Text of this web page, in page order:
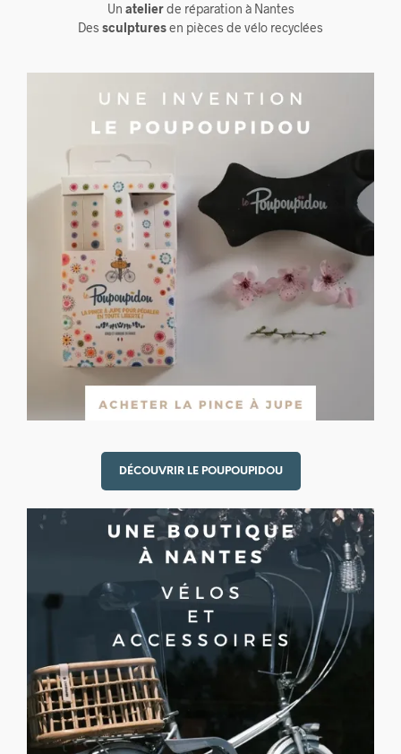
Un atelierde réparation à Nantes
Des sculpturesen pièces de vélo recyclées
DÉCOUVRIR LE POUPOUPIDOU